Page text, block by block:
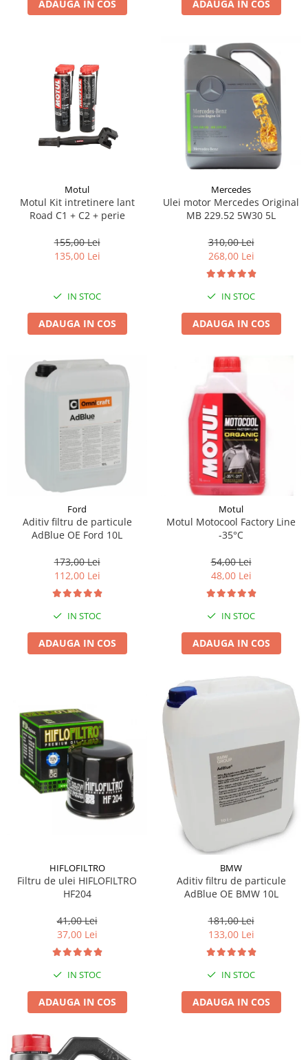
Lichid de frana
Filtru combustibil
Buson golire ulei
Filtru ulei moto
Filtru aer moto
Intretinere si curatare filtre moto
Curatare moto
Covor moto
Suporti si placi prindere
ADAUGA IN COS ADAUGA IN COS
Motul
Motul Kit intretinere lant
Road C1 + C2 + perie
155,00 Lei
135,00 Lei
IN STOC
ADAUGA IN COS
Mercedes
Ulei motor Mercedes Original
MB 229.52 5W30 5L
310,00 Lei
268,00 Lei
IN STOC
ADAUGA IN COS
Ford
Aditiv filtru de particule
AdBlue OE Ford 10L
173,00 Lei
112,00 Lei
IN STOC
ADAUGA IN COS
Motul
Motul Motocool Factory Line
-35°C
54,00 Lei
48,00 Lei
IN STOC
ADAUGA IN COS
HIFLOFILTRO
Filtru de ulei HIFLOFILTRO
HF204
41,00 Lei
37,00 Lei
IN STOC
ADAUGA IN COS
BMW
Aditiv filtru de particule
AdBlue OE BMW 10L
181,00 Lei
133,00 Lei
IN STOC
ADAUGA IN COS